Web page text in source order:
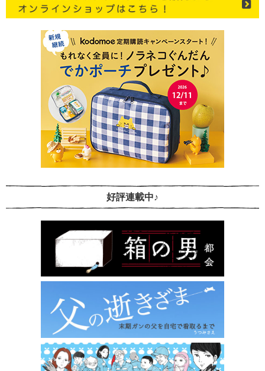
好評連載中♪